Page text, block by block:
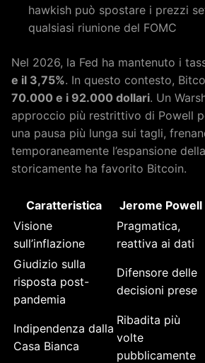
hawkish può spostare i prezzi
qualsiasi riunione del FOMC
Nel 2026, la Fed ha mantenuto i
e il 3,75%. In questo contesto,
70.000 e i 92.000 dollari. Un
approccio più restrittivo di Powell
una pausa più lunga sui tagli,
temporaneamente l’espansione
storicamente ha favorito Bitcoin.
Caratteristica Jerome Powell
Visione
sull’inflazione
Pragmatica,
reattiva ai dati
Giudizio sulla
risposta post-
pandemia
Difensore delle
decisioni prese
Indipendenza dalla
Casa Bianca
Ribadita più
volte
pubblicamente